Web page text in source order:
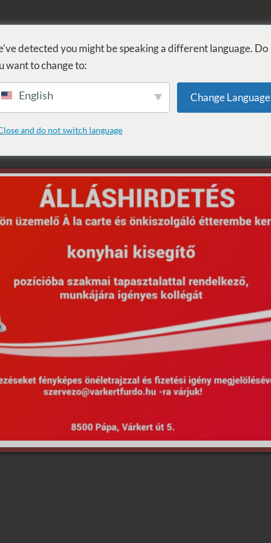
archive.
Hirdetmények EU Projekty Kötelező közzététel
detected you might be speaking a different language. Do
want to change to:
English Change Language
and do not switch language